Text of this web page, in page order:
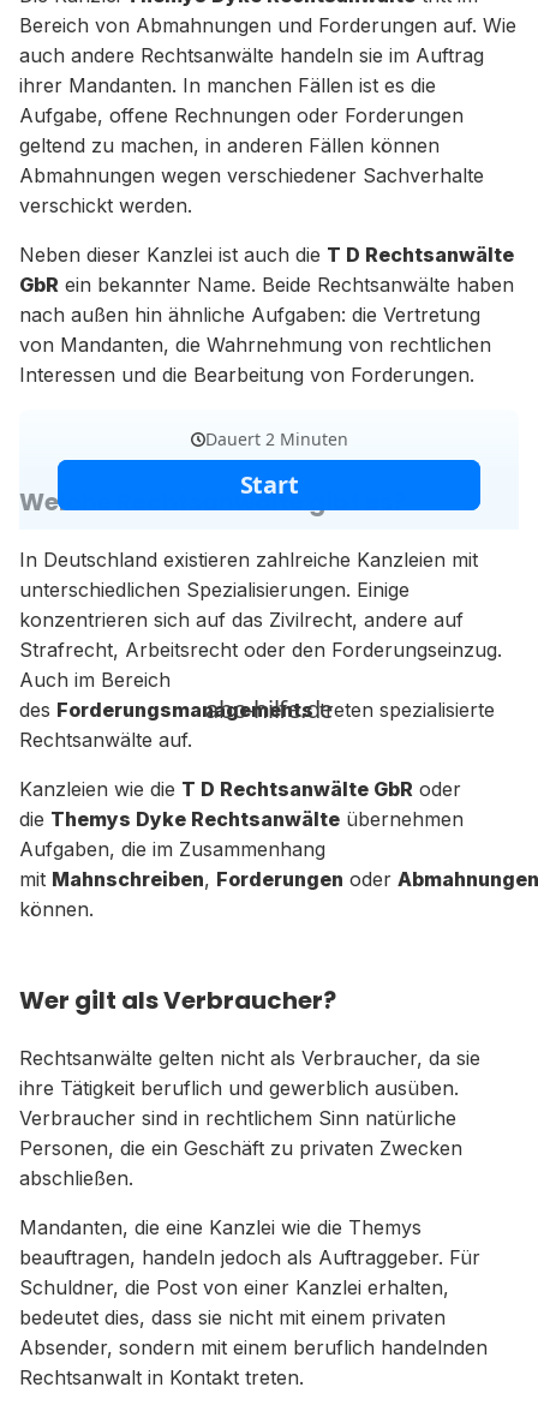
Bereich von Abmahnungen und Forderungen auf. Wie
auch andere Rechtsanwälte handeln sie im Auftrag
ihrer Mandanten. In manchen Fällen ist es die
Aufgabe, offene Rechnungen oder Forderungen
geltend zu machen, in anderen Fällen können
Abmahnungen wegen verschiedener Sachverhalte
verschickt werden.
Neben dieser Kanzlei ist auch die T D Rechtsanwälte
GbR ein bekannter Name. Beide Rechtsanwälte haben
nach außen hin ähnliche Aufgaben: die Vertretung
von Mandanten, die Wahrnehmung von rechtlichen
Interessen und die Bearbeitung von Forderungen.
Welche Rechtsanwälte gibt es?
In Deutschland existieren zahlreiche Kanzleien mit
unterschiedlichen Spezialisierungen. Einige
konzentrieren sich auf das Zivilrecht, andere auf
Strafrecht, Arbeitsrecht oder den Forderungseinzug.
Auch im Bereich
des Forderungsmanagementstreten spezialisierte
Rechtsanwälte auf.
Kanzleien wie die T D Rechtsanwälte GbR oder
die Themys Dyke Rechtsanwälte übernehmen
Aufgaben, die im Zusammenhang
mit Mahnschreiben, Forderungen oder Abmahnungen
können.
Wer gilt als Verbraucher?
Rechtsanwälte gelten nicht als Verbraucher, da sie
ihre Tätigkeit beruflich und gewerblich ausüben.
Verbraucher sind in rechtlichem Sinn natürliche
Personen, die ein Geschäft zu privaten Zwecken
abschließen.
Mandanten, die eine Kanzlei wie die Themys
beauftragen, handeln jedoch als Auftraggeber. Für
Schuldner, die Post von einer Kanzlei erhalten,
bedeutet dies, dass sie nicht mit einem privaten
Absender, sondern mit einem beruflich handelnden
Rechtsanwalt in Kontakt treten.